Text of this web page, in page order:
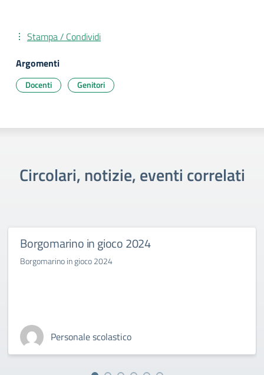
Stampa / Condividi
Argomenti
Docenti Genitori
Circolari, notizie, eventi correlati
Borgomarino in gioco 2024
Borgomarino in gioco 2024
Personale scolastico